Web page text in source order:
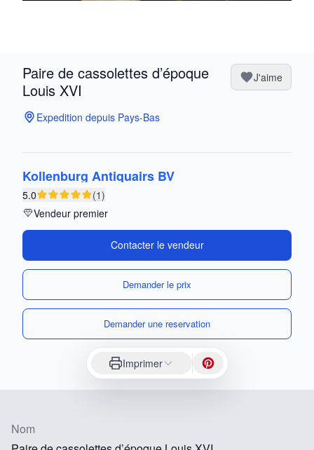
Paire de cassolettes d’époque
Louis XVI
J'aime
Expedition depuis Pays-Bas
Kollenburg Antiquairs BV
5.0
(1)
Vendeur premier
Contacter le vendeur
Demander le prix
Demander une reservation
Imprimer
Nom